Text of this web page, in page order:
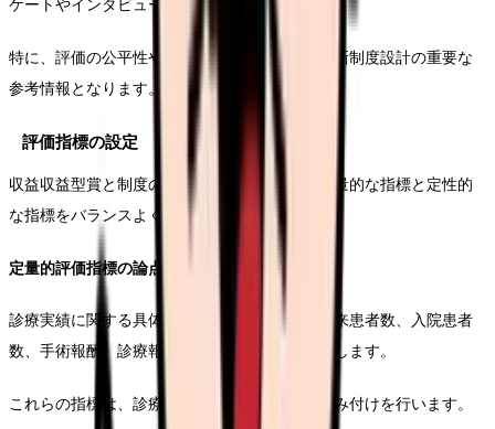
ケートやインタビューを実施します。
特に、評価の公平性や透明性に関する意見は、新制度設計の重要な
参考情報となります。
評価指標の設定
収益収益型賞と制度の核となる評価指標は、定量的な指標と定性的
な指標をバランスよく考えることが重要です。
定量的評価指標の論点
診療実績に関する具体的な数値指標として、外来患者数、入院患者
数、手術報酬、診療報酬の算定状況などを設定します。
これらの指標は、診療ごとの特性を考慮して重み付けを行います。